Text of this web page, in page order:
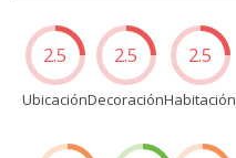
2.5
Ubicación
2.5
Decoración
2.5
Habitación